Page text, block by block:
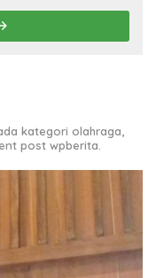
kategori olahraga,
post wpberita.